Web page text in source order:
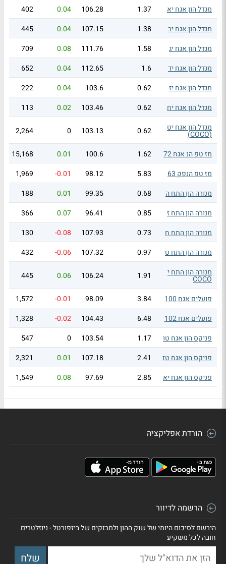
מגדל הון אגח יא
1.37
106.28
0.04
402
מגדל הון אגח יב
1.38
107.15
0.04
445
מגדל הון אגח יג
1.58
111.76
0.08
709
מגדל הון אגח יד
1.6
112.65
0.04
652
מגדל הון אגח יז
0.62
103.6
0.04
222
מגדל הון אגח יח
0.62
103.46
0.02
113
מגדל הון אגח יט
(COCO)
0.62
103.13
0
2,264
מז טפ הנ אגח 72 1.62
100.6
0.01
15,168
מז טפ הנפק 63
5.83
98.12
-0.01
1,969
מנורה הון התח ה
0.68
99.35
0.01
188
מנורה הון התח ז
0.85
96.41
0.07
366
מנורה הון התח ח
0.73
107.93
-0.08
130
מנורה הון התח ט
0.97
107.32
-0.06
432
מנורה הון התח י
COCO
1.91
106.24
0.06
445
פועלים אגח 100 3.84
98.09
-0.01
1,572
פועלים אגח 102
6.48
104.43
-0.02
1,328
פניקס הון אגח טו
1.17
103.54
0
547
פניקס הון אגח טז
2.41
107.18
0.01
2,321
פניקס הון אגח יא
2.85
97.69
0.08
1,549
הורדת אפליקציה
הרשמה לדיוור
הירשם לסיכום היומי של שוק ההון ולמבזקים של ביזפורטל - ניוזלטרים
חובה לכל משקיע